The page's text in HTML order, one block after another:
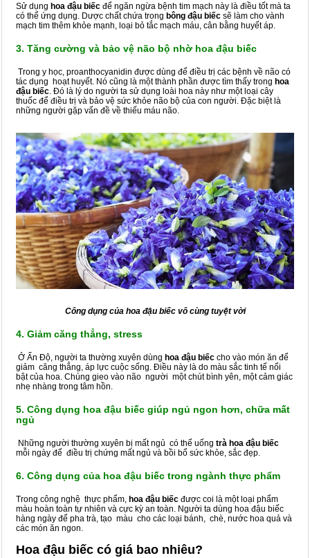
Sử dụng hoa đậu biếc để ngăn ngừa bệnh tim mạch này là điều tốt mà ta
có thể ứng dụng. Dược chất chứa trong bông đậu biếc sẽ làm cho vành
mạch tim thêm khỏe mạnh, loại bỏ tắc mạch máu, cân bằng huyết áp.
3. Tăng cường và bảo vệ não bộ nhờ hoa đậu biếc
Trong y học, proanthocyanidin được dùng để điều trị các bệnh về não có
tác dụng hoạt huyết. Nó cũng là một thành phần được tìm thấy trong hoa
đậu biếc. Đó là lý do người ta sử dụng loài hoa này như một loại cây
thuốc để điều trị và bảo vệ sức khỏe não bộ của con người. Đặc biệt là
những người gặp vấn đề về thiếu máu não.
Công dụng của hoa đậu biếc vô cùng tuyệt vời
4. Giảm căng thẳng, stress
Ở Ấn Độ, người ta thường xuyên dùng hoa đậu biếc cho vào món ăn để
giảm căng thẳng, áp lực cuộc sống. Điều này là do màu sắc tinh tế nổi
bật của hoa. Chúng gieo vào não người một chút bình yên, một cảm giác
nhẹ nhàng trong tâm hồn.
5. Công dụng hoa đậu biếc giúp ngủ ngon hơn, chữa mất
ngủ
Những người thường xuyên bị mất ngủ có thể uống trà hoa đậu biếc
mỗi ngày để điều trị chứng mất ngủ và bồi bổ sức khỏe, sắc đẹp.
6. Công dụng của hoa đậu biếc trong ngành thực phẩm
Trong công nghệ thực phẩm, hoa đậu biếc được coi là một loại phẩm
màu hoàn toàn tự nhiên và cực kỳ an toàn. Người ta dùng hoa đậu biếc
hàng ngày để pha trà, tạo màu cho các loại bánh, chè, nước hoa quả và
các món ăn ngon.
Hoa đậu biếc có giá bao nhiêu?